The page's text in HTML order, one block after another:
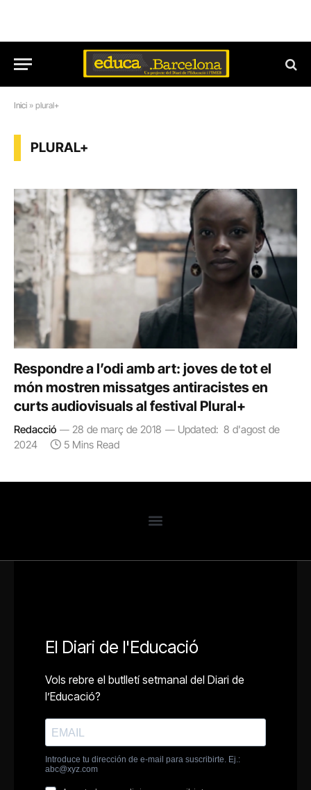
Inici » plural+
PLURAL+
Respondre a l’odi amb art: joves de tot el
món mostren missatges antiracistes en
curts audiovisuals al festival Plural+
Redacció 28 de març de 2018 Updated: 8 d'agost de
2024
5 Mins Read